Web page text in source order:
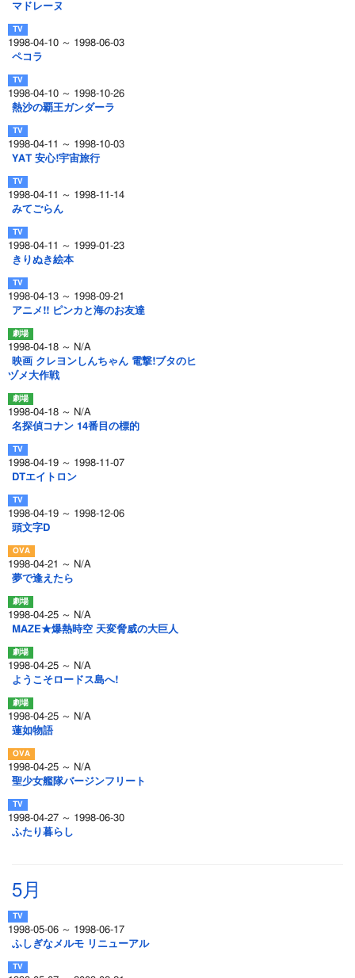
マドレーヌ
1998-04-10 ～ 1998-06-03
ペコラ
1998-04-10 ～ 1998-10-26
熱沙の覇王ガンダーラ
1998-04-11 ～ 1998-10-03
YAT 安心!宇宙旅行
1998-04-11 ～ 1998-11-14
みてごらん
1998-04-11 ～ 1999-01-23
きりぬき絵本
1998-04-13 ～ 1998-09-21
アニメ!! ピンカと海のお友達
1998-04-18 ～ N/A
映画 クレヨンしんちゃん 電撃!ブタのヒ
ヅメ大作戦
1998-04-18 ～ N/A
名探偵コナン 14番目の標的
1998-04-19 ～ 1998-11-07
DTエイトロン
1998-04-19 ～ 1998-12-06
頭文字D
1998-04-21 ～ N/A
夢で逢えたら
1998-04-25 ～ N/A
MAZE★爆熱時空 天変脅威の大巨人
1998-04-25 ～ N/A
ようこそロードス島へ!
1998-04-25 ～ N/A
蓮如物語
1998-04-25 ～ N/A
聖少女艦隊バージンフリート
1998-04-27 ～ 1998-06-30
ふたり暮らし
5月
1998-05-06 ～ 1998-06-17
ふしぎなメルモ リニューアル